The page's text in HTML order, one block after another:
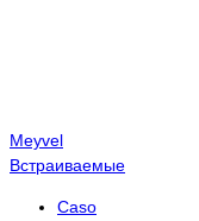
Meyvel
Встраиваемые
Caso